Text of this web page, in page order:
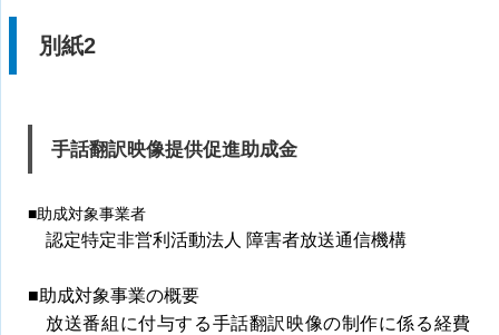
別紙2
手話翻訳映像提供促進助成金
■助成対象事業者
認定特定非営利活動法人 障害者放送通信機構
■助成対象事業の概要
放送番組に付与する手話翻訳映像の制作に係る経費